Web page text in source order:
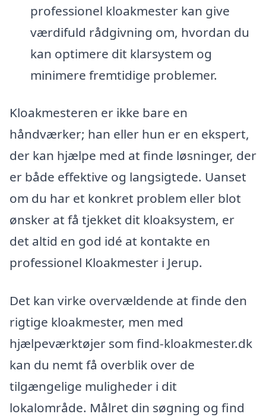
professionel kloakmester kan give
værdifuld rådgivning om, hvordan du
kan optimere dit klarsystem og
minimere fremtidige problemer.
Kloakmesteren er ikke bare en
håndværker; han eller hun er en ekspert,
der kan hjælpe med at finde løsninger, der
er både effektive og langsigtede. Uanset
om du har et konkret problem eller blot
ønsker at få tjekket dit kloaksystem, er
det altid en god idé at kontakte en
professionel Kloakmester i Jerup.
Det kan virke overvældende at finde den
rigtige kloakmester, men med
hjælpeværktøjer som find-kloakmester.dk
kan du nemt få overblik over de
tilgængelige muligheder i dit
lokalområde. Målret din søgning og find